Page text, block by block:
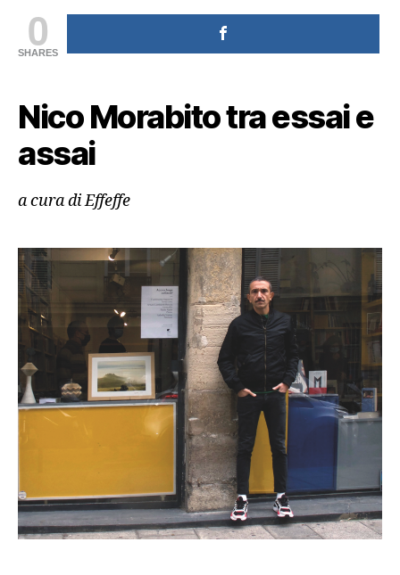
0
SHARES
Nico Morabito tra essai e
assai
a cura di Effeffe